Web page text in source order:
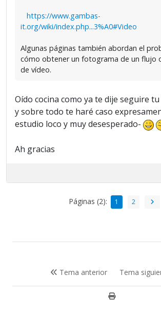
https://www.gambas-
it.org/wiki/index.php...3%A0#Video
Algunas páginas también abordan el
cómo obtener un fotograma de un flujo
de vídeo.
Oído cocina como ya te dije seguire
y sobre todo te haré caso
estudio loco y muy desesperado-
Ah gracias
Páginas (2): 1 2
Tema anterior Tema